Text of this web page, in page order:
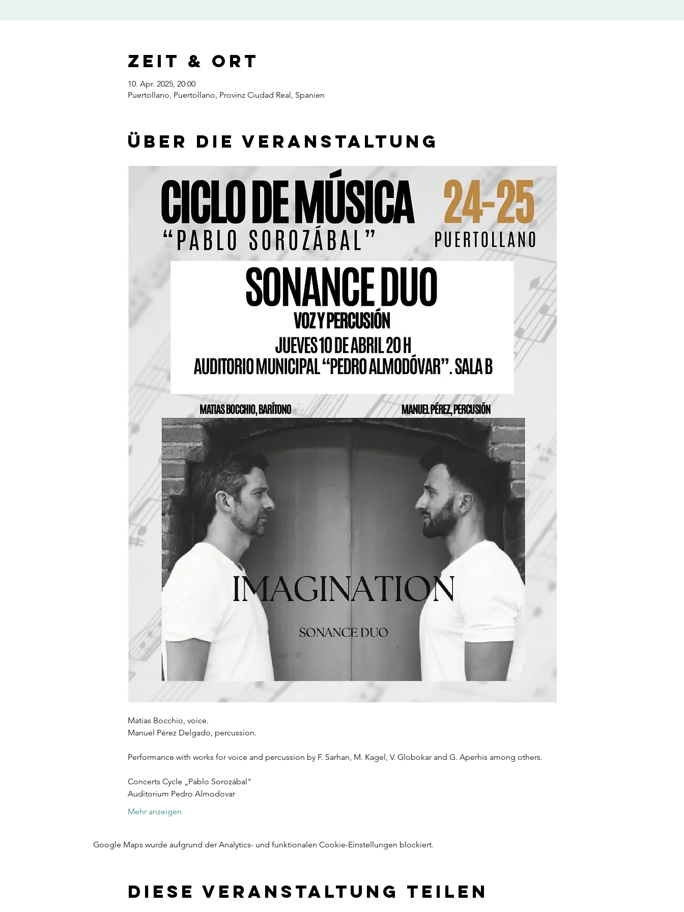
Zeit & Ort
10. Apr. 2025, 20:00
Puertollano, Puertollano, Provinz Ciudad Real, Spanien
Über die Veranstaltung
Matias Bocchio, voice.
Manuel Pérez Delgado, percussion.
Performance with works for voice and percussion by F. Sarhan, M. Kagel, V. Globokar and G. Aperhis among others.
Concerts Cycle „Pablo Sorozábal“
Auditorium Pedro Almodovar
Mehr anzeigen
Google Maps wurde aufgrund der Analytics- und funktionalen Cookie-Einstellungen blockiert.
Diese Veranstaltung teilen